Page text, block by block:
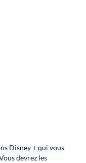
Disney + qui vous
devrez les